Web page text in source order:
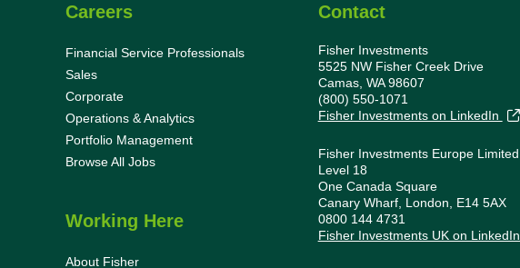
Careers
Financial Service Professionals
Sales
Corporate
Operations & Analytics
Portfolio Management
Browse All Jobs
Working Here
About Fisher
Contact
Fisher Investments
5525 NW Fisher Creek Drive
Camas, WA 98607
(800) 550-1071
Fisher Investments on LinkedIn
Fisher Investments Europe Limited
Level 18
One Canada Square
Canary Wharf, London, E14 5AX
0800 144 4731
Fisher Investments UK on LinkedIn